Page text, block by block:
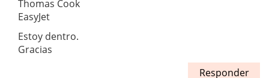
Thomas Cook
EasyJet
Estoy dentro.
Gracias
Responder